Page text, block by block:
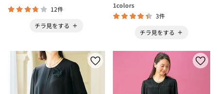
12件
チラ見をする
1colors
3件
チラ見をする